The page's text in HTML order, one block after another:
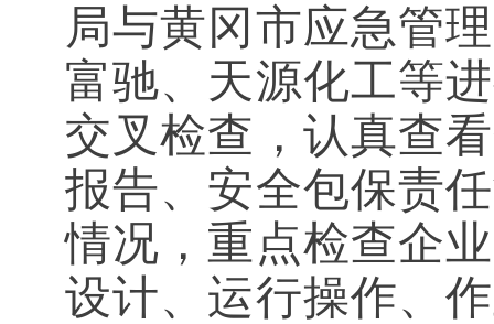
局与黄冈市应急管
富驰、天源化工等
交叉检查，认真查
报告、安全包保责
情况，重点检查企
设计、运行操作、